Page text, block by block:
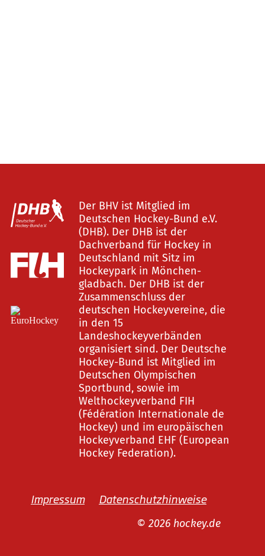
Der BHV ist Mitglied im
Deutschen Hockey-Bund e.V.
(DHB). Der DHB ist der
Dachverband für Hockey in
Deutschland mit Sitz im
Hockeypark in Mönchen-
gladbach. Der DHB ist der
Zusammenschluss der
deutschen Hockeyvereine, die
in den 15
Landeshockeyverbänden
organisiert sind. Der Deutsche
Hockey-Bund ist Mitglied im
Deutschen Olympischen
Sportbund, sowie im
Welthockeyverband FIH
(Fédération Internationale de
Hockey) und im europäischen
Hockeyverband EHF (European
Hockey Federation).
Impressum Datenschutzhinweise
© 2026 hockey.de